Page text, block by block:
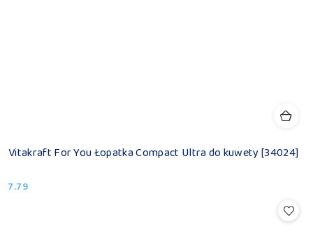
Vitakraft For You Łopatka Compact Ultra do kuwety [34024]
Cena:
7.79